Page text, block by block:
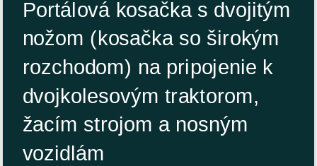
Portálová kosačka s dvojitým
nožom (kosačka so širokým
rozchodom) na pripojenie k
dvojkolesovým traktorom,
žacím strojom a nosným
vozidlám